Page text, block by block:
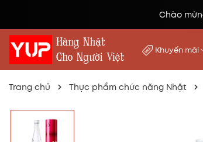
Chào
Khuyến mãi
Trang chủ Thực phẩm chức năng Nhật